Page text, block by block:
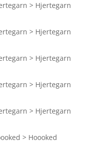
> Hjertegarn
> Hjertegarn
> Hjertegarn
> Hjertegarn
> Hjertegarn
> Hoooked